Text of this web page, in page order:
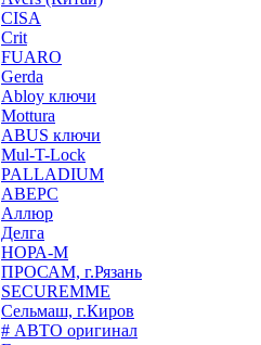
CISA
Crit
FUARO
Gerda
Abloy ключи
Mottura
ABUS ключи
Mul-T-Lock
PALLADIUM
АВЕРС
Аллюр
Делга
НОРА-М
ПРОСАМ, г.Рязань
SECUREMME
Сельмаш, г.Киров
# АВТО оригинал